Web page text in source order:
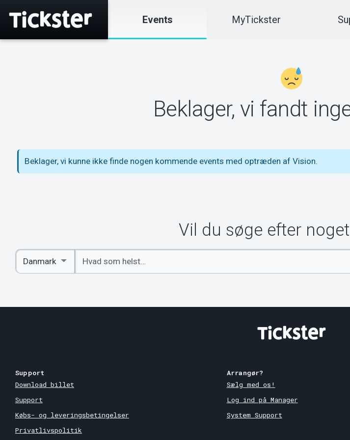
Events MyTickster
Beklager, vi fandt
Beklager, vi kunne ikke finde nogen kommende events med optræden af Vision.
Vil du søge efter
Indtast
søgeord
Select
Country
Support
Download billet
Support
Købs- og leveringsbetingelser
Privatlivspolitik
Arrangør?
Sælg med os!
Log ind på Manager
System Support